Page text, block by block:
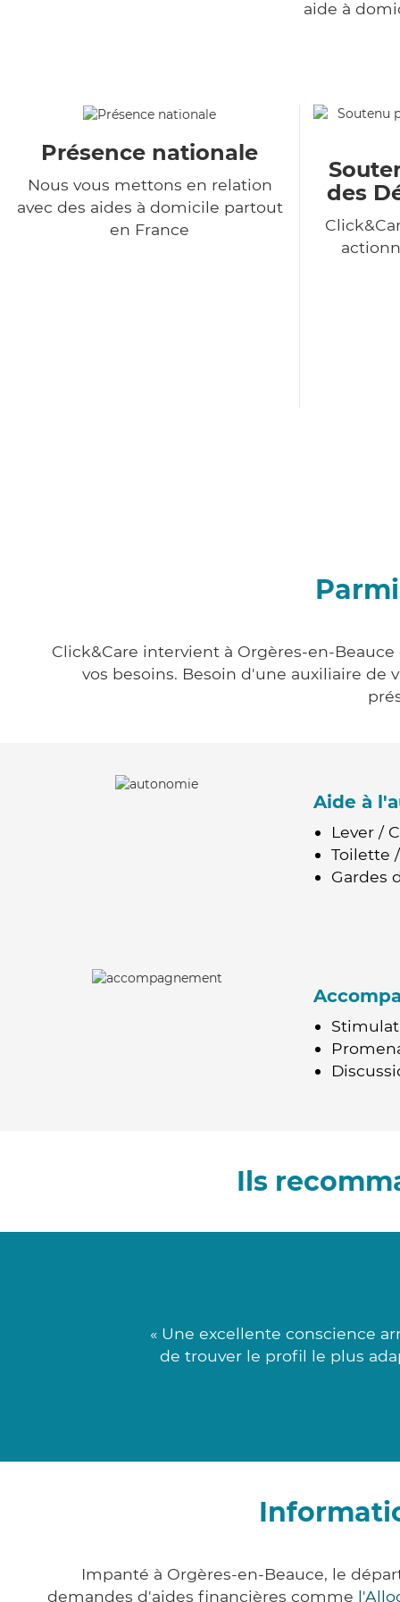
aide à
Présence nationale
Nous vous mettons en relation
avec des aides à domicile partout
en France
des
Click&Care intervient à Orgères-en-
vos besoins. Besoin d'une auxiliaire
Aide à
Lever /
Toilette
Gardes
Ils
« Une excellente conscience
de trouver le profil le plus
Impanté à Orgères-en-Beauce, le
demandes d'aides financières comme